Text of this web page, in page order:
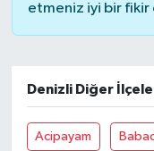
etmeniz iyi bir fikir
Denizli Diğer
Acipayam